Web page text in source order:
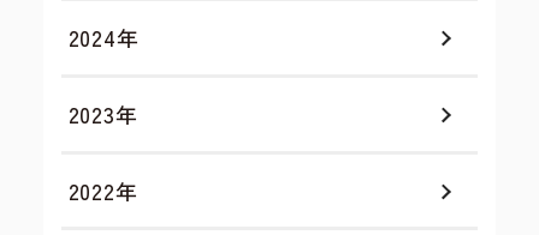
2024年
2023年
2022年